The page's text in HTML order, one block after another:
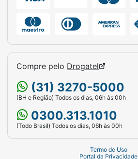
Compre pelo Drogatel
(31) 3270-5000
(BH e Região) Todos os dias, 06h às 00h
0300.313.1010
(Todo Brasil) Todos os dias, 06h às 00h
Termo de Uso
Portal da Privacidade